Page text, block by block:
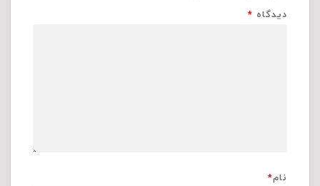
دیدگاه *
نام*